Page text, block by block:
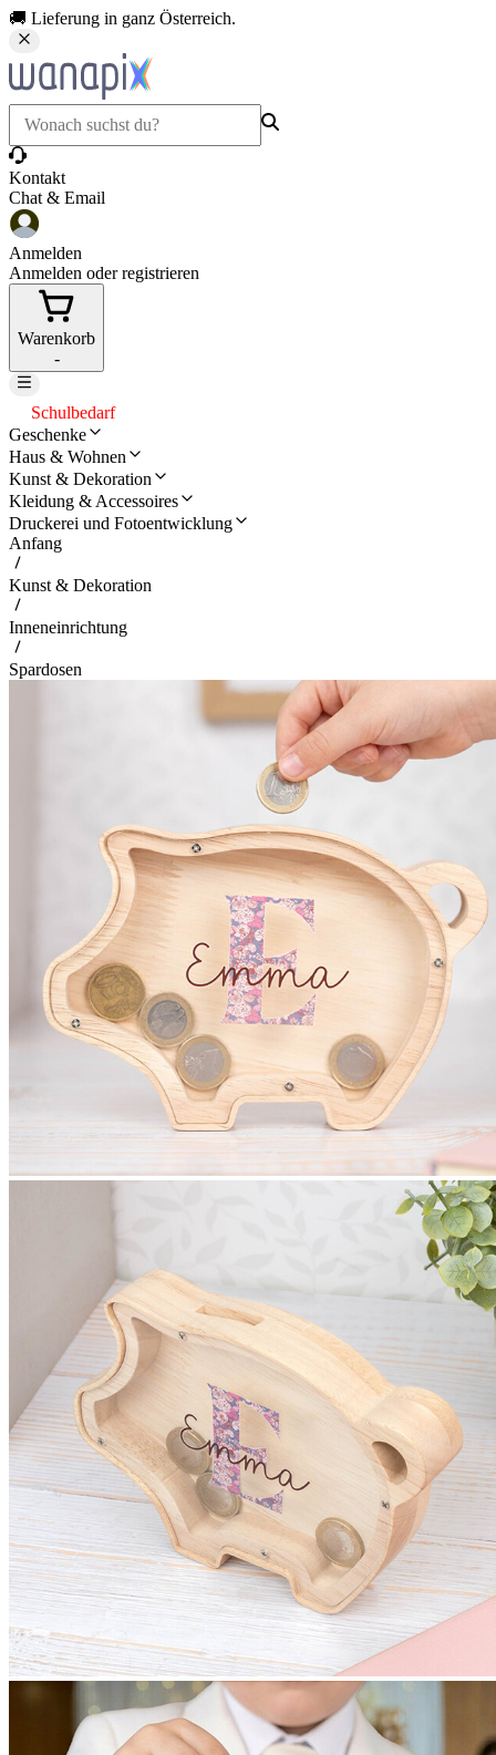
🚚 Lieferung in ganz Österreich.
Kontakt
Chat & Email
Anmelden
Anmelden oder registrieren
Warenkorb
-
Schulbedarf
Geschenke
Haus & Wohnen
Kunst & Dekoration
Kleidung & Accessoires
Druckerei und Fotoentwicklung
Anfang
Kunst & Dekoration
Inneneinrichtung
Spardosen